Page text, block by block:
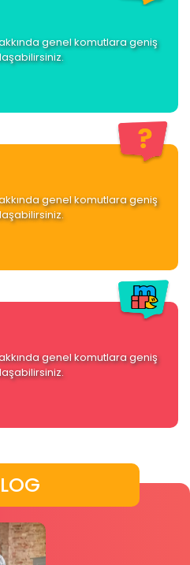
genel komutlara geniş
genel komutlara geniş
genel komutlara geniş